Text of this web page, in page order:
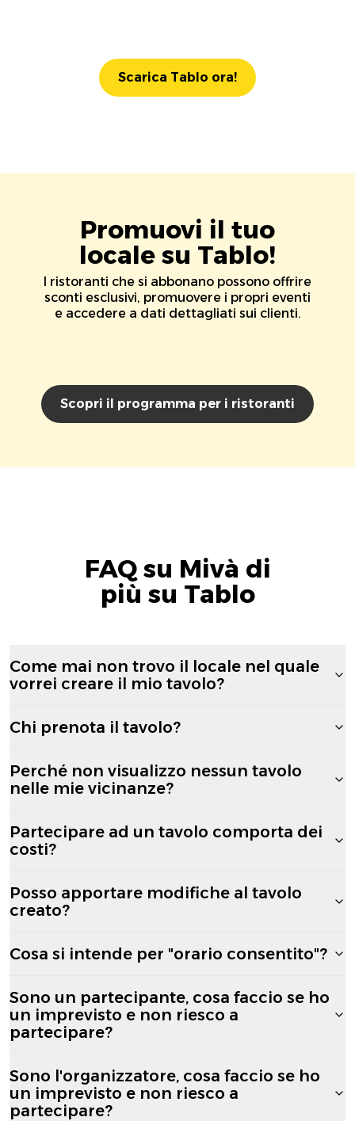
Scarica Tablo ora!
Promuovi il tuo
locale su Tablo!
I ristoranti che si abbonano possono offrire
sconti esclusivi, promuovere i propri eventi
e accedere a dati dettagliati sui clienti.
Scopri il programma per i ristoranti
FAQ su Mivà di
più su Tablo
Come mai non trovo il locale nel quale
vorrei creare il mio tavolo?
Chi prenota il tavolo?
Perché non visualizzo nessun tavolo
nelle mie vicinanze?
Partecipare ad un tavolo comporta dei
costi?
Posso apportare modifiche al tavolo
creato?
Cosa si intende per "orario consentito"?
Sono un partecipante, cosa faccio se ho
un imprevisto e non riesco a
partecipare?
Sono l'organizzatore, cosa faccio se ho
un imprevisto e non riesco a
partecipare?